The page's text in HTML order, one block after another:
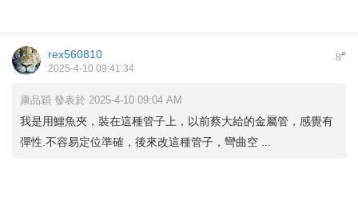
8#
rex560810
2025-4-10 09:41:34
康品穎 發表於 2025-4-10 09:04 AM
我是用鱷魚夾，裝在這種管子上，以前蔡大給的金屬管，感覺有
彈性.不容易定位準確，後來改這種管子，彎曲空 ...